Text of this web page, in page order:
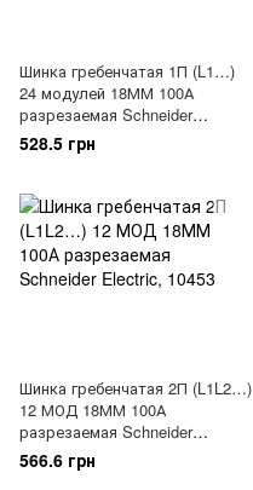
Шинка гребенчатая 1П (L1…)
24 модулей 18ММ 100А
разрезаемая Schneider
Electric, 10451
528.5 грн
Шинка гребенчатая 2П (L1L2…)
12 МОД 18ММ 100А
разрезаемая Schneider
Electric, 10453
566.6 грн